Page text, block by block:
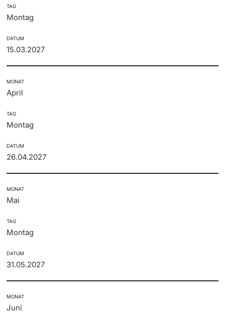
TAG
Montag
DATUM
15.03.2027
MONAT
April
TAG
Montag
DATUM
26.04.2027
MONAT
Mai
TAG
Montag
DATUM
31.05.2027
MONAT
Juni